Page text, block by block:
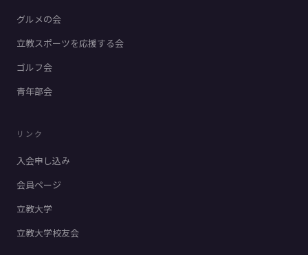
グルメの会
立教スポーツを応援する会
ゴルフ会
青年部会
リンク
入会申し込み
会員ページ
立教大学
立教大学校友会